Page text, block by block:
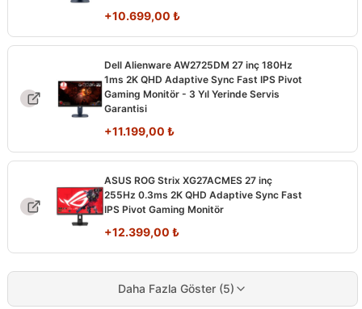
+10.699,00 ₺
Dell Alienware AW2725DM 27 inç 180Hz
1ms 2K QHD Adaptive Sync Fast IPS Pivot
Gaming Monitör - 3 Yıl Yerinde Servis
Garantisi
+11.199,00 ₺
ASUS ROG Strix XG27ACMES 27 inç
255Hz 0.3ms 2K QHD Adaptive Sync Fast
IPS Pivot Gaming Monitör
+12.399,00 ₺
Daha Fazla Göster (5)